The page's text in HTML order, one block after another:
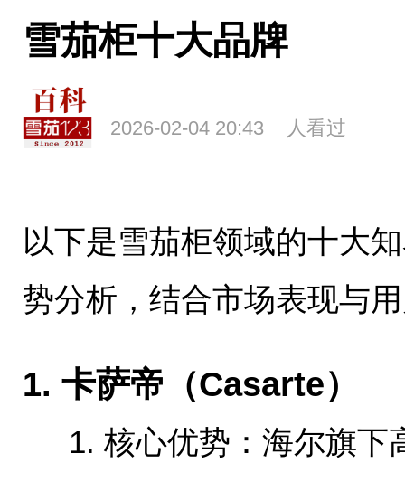
雪茄柜十大品牌
2026-02-04 20:43 人看过
以下是雪茄柜领域的十大
势分析，结合市场表现与
‌1. 卡萨帝（Casarte）‌
核心优势‌：海尔旗下